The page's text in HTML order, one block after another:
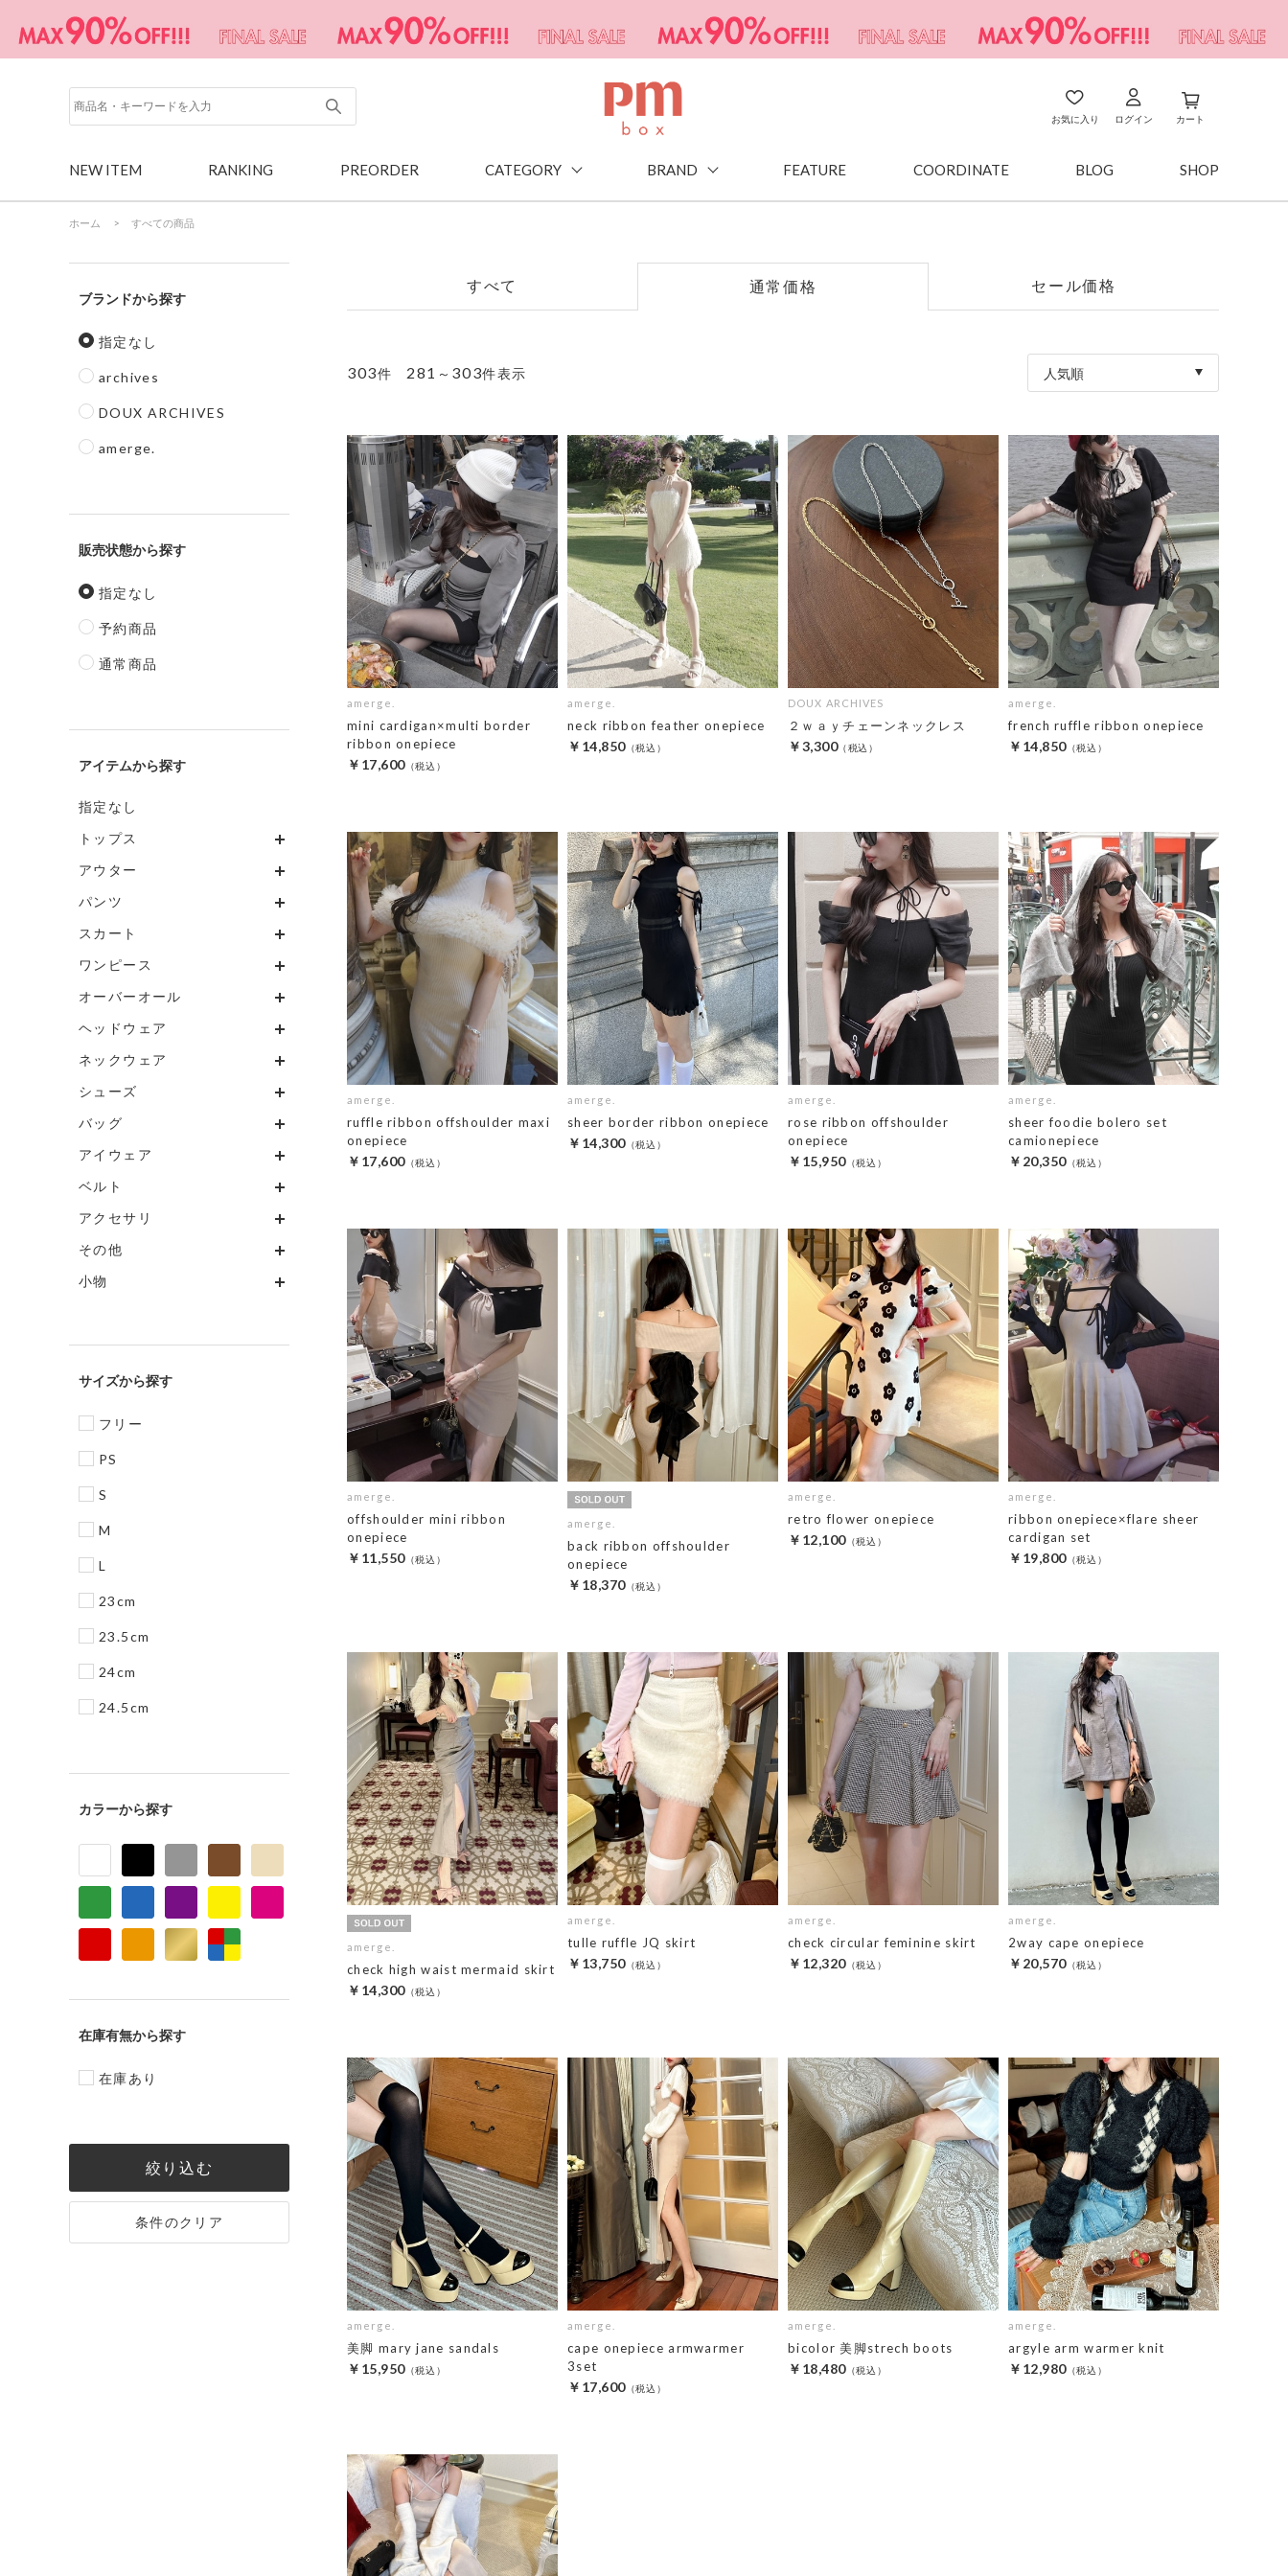
お気に入り ログイン カート
NEW ITEM RANKING PREORDER CATEGORY BRAND FEATURE COORDINATE BLOG SHOP
ホーム > すべての商品
ブランド
指定なし
archives
DOUX ARCHIVES
amerge.
販売状態
指定なし
予約商品
通常商品
アイテム
指定なし
トップス
アウター
パンツ
スカート
ワンピース
オーバーオール
ヘッドウェア
ネックウェア
シューズ
バッグ
アイウェア
ベルト
アクセサリ
その他
小物
サイズ
フリー
PS
S
M
L
23cm
23.5cm
24cm
24.5cm
カラー
在庫有無
在庫あり
絞り込む
条件のクリア
すべて 通常価格 セール価格
303件 281 ～ 303件表示 人気順
amerge.
mini cardigan×multi border
ribbon onepiece
￥17,600
amerge.
neck ribbon feather onepiece
￥14,850
DOUX ARCHIVES
２ｗａｙチェーンネックレス
￥3,300
amerge.
french ruffle ribbon onepiece
￥14,850
amerge.
ruffle ribbon offshoulder maxi
onepiece
￥17,600
amerge.
sheer border ribbon onepiece
￥14,300
amerge.
rose ribbon offshoulder
onepiece
￥15,950
amerge.
sheer foodie bolero set
camionepiece
￥20,350
amerge.
offshoulder mini ribbon
onepiece
￥11,550
amerge.
back ribbon offshoulder
onepiece
￥18,370
amerge.
retro flower onepiece
￥12,100
amerge.
ribbon onepiece×flare sheer
cardigan set
￥19,800
amerge.
check high waist mermaid skirt
￥14,300
amerge.
tulle ruffle JQ skirt
￥13,750
amerge.
check circular feminine skirt
￥12,320
amerge.
2way cape onepiece
￥20,570
amerge.
美脚 mary jane sandals
￥15,950
amerge.
cape onepiece armwarmer
3set
￥17,600
amerge.
bicolor 美脚strech boots
￥18,480
amerge.
argyle arm warmer knit
￥12,980